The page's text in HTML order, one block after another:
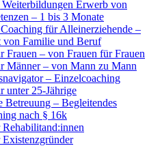
Erwerb von
– 1 bis 3 Monate
für Alleinerziehende –
von Familie und Beruf
Frauen – von Frauen für Frauen
Männer – von Mann zu Mann
– Einzelcoaching
unter 25-Jährige
Betreuung – Begleitendes
nach § 16k